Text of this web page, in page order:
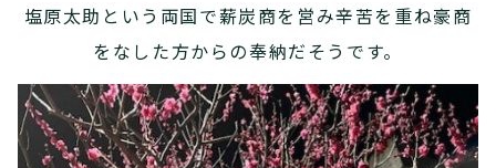
塩原太助という両国で薪炭商を営み辛苦を重ね豪商
をなした方からの奉納だそうです。